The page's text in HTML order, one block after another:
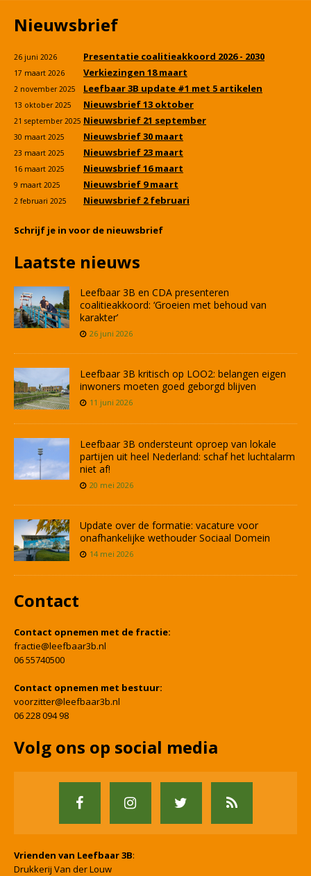
Nieuwsbrief
26 juni 2026 Presentatie coalitieakkoord 2026 - 2030
17 maart 2026 Verkiezingen 18 maart
2 november 2025 Leefbaar 3B update #1 met 5 artikelen
13 oktober 2025 Nieuwsbrief 13 oktober
21 september 2025 Nieuwsbrief 21 september
30 maart 2025 Nieuwsbrief 30 maart
23 maart 2025 Nieuwsbrief 23 maart
16 maart 2025 Nieuwsbrief 16 maart
9 maart 2025 Nieuwsbrief 9 maart
2 februari 2025 Nieuwsbrief 2 februari
Schrijf je in voor de nieuwsbrief
Laatste nieuws
Leefbaar 3B en CDA presenteren
coalitieakkoord: ‘Groeien met behoud van
karakter’
26 juni 2026
Leefbaar 3B kritisch op LOO2: belangen eigen
inwoners moeten goed geborgd blijven
11 juni 2026
Leefbaar 3B ondersteunt oproep van lokale
partijen uit heel Nederland: schaf het luchtalarm
niet af!
20 mei 2026
Update over de formatie: vacature voor
onafhankelijke wethouder Sociaal Domein
14 mei 2026
Contact
Contact opnemen met de fractie:
fractie@leefbaar3b.nl
06 55740500
Contact opnemen met bestuur:
voorzitter@leefbaar3b.nl
06 228 094 98
Volg ons op social media
Vrienden van Leefbaar 3B:
Drukkerij Van der Louw